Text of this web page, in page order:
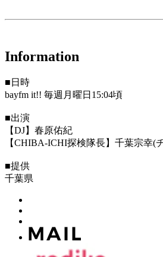
Information
■日時
bayfm it!! 毎週月曜日15:04頃
■出演
【DJ】春原佑紀
【CHIBA-ICHI探検隊長】千葉宗幸(
■提供
千葉県